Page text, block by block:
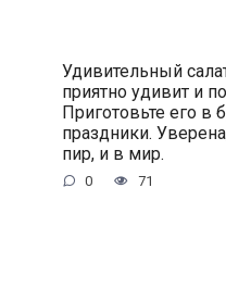
Удивительный
приятно удивит и
Приготовьте его в
праздники.
пир, и в мир.
0 71